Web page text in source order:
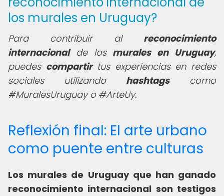
los murales en Uruguay?
Para contribuir al reconocimiento
internacionalde los murales en Uruguay,
puedes compartirtus experiencias en redes
sociales utilizando hashtagscomo
#MuralesUruguay o #ArteUy.
Reflexión final: El arte urbano
como puente entre culturas
Los murales de Uruguay que han ganado
reconocimiento internacional son testigos